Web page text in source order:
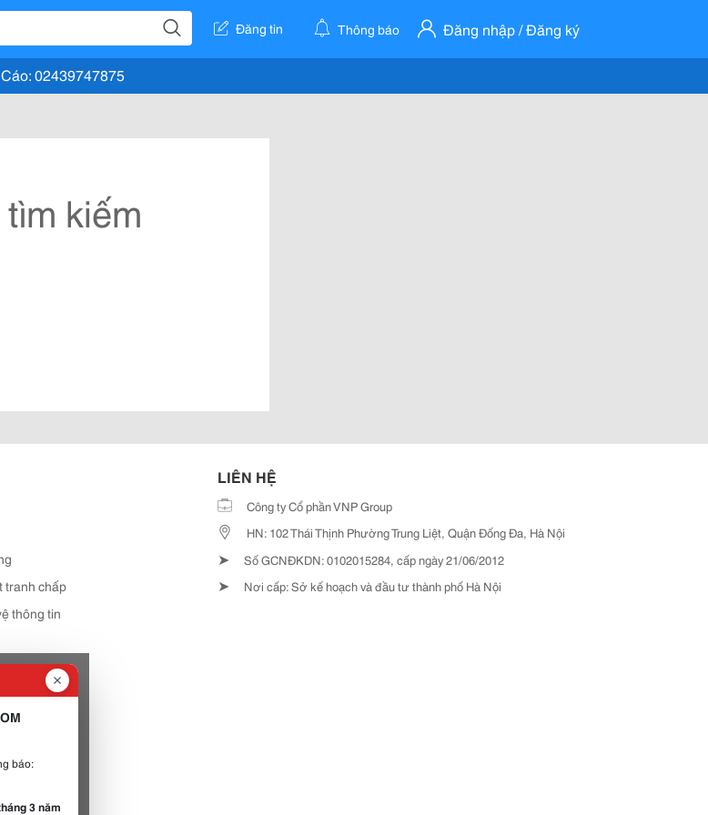
Đăng tin Thông báo Đăng nhập / Đăng ký
02439747875
kiếm
tranh chấp
thông tin
LIÊN HỆ
Công ty Cổ phần VNP Group
HN: 102 Thái Thịnh Phường Trung Liệt, Quận Đống Đa, Hà Nội
➤ Số GCNĐKDN: 0102015284, cấp ngày 21/06/2012
➤ Nơi cấp: Sở kế hoạch và đầu tư thành phố Hà Nội
báo:
3 năm